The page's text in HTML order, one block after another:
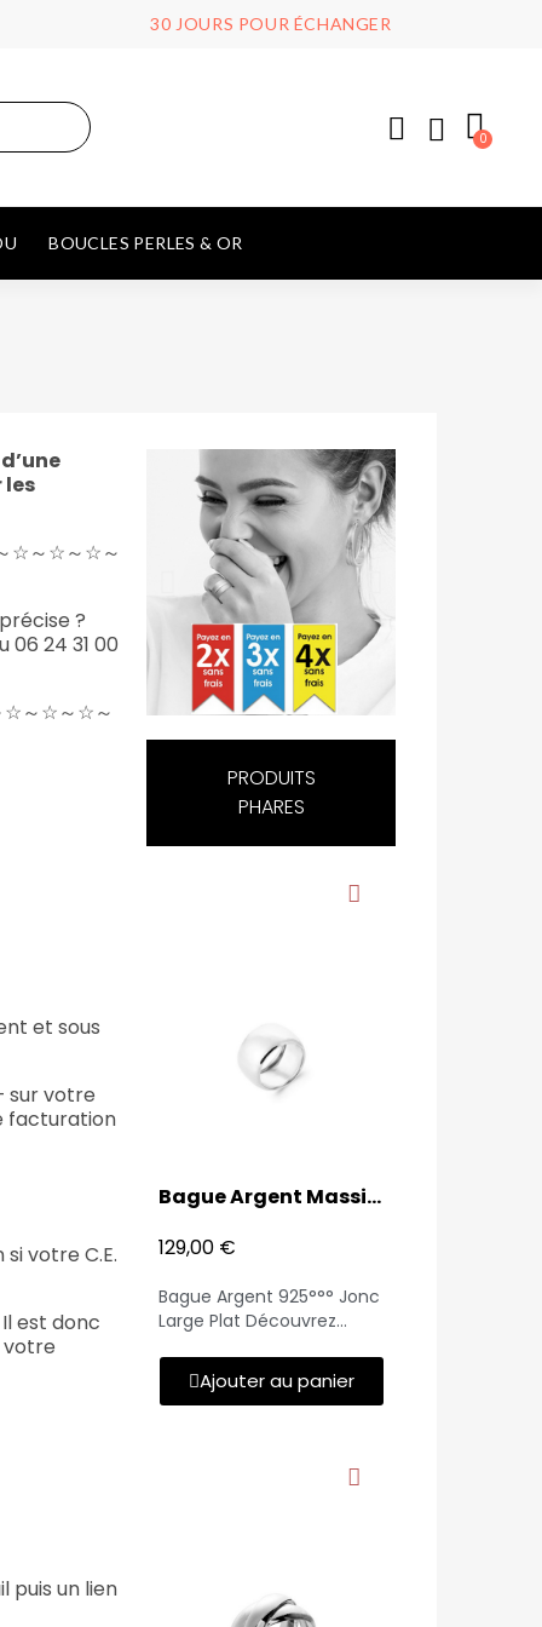
30 JOURS POUR ÉCHANGER
BOUCLES PERLES & OR
les
☆～☆～☆～
?
24 31 00
～☆～☆～
et sous
sur votre
facturation
votre C.E.
est donc
votre
puis un lien
PRODUITS
PHARES
Bague Argent Massif Jonc large plat
129,00 €
Bague Argent 925°°° Jonc
Large Plat Découvrez
de notre bague en argent
925°°°, conçue pour allier
distingue par sa forme
jonc large et plat, offrant
considérable et
Ajouter au panier